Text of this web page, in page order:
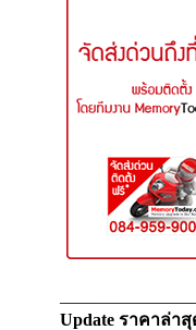
Update ราคาล่า